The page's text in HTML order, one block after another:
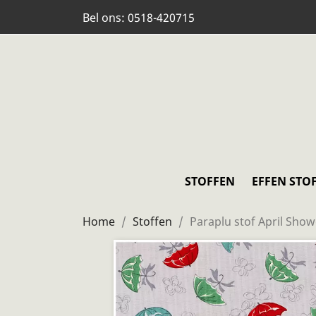
Bel ons: 0518-420715
STOFFEN EFFEN
Home Stoffen Paraplu stof April